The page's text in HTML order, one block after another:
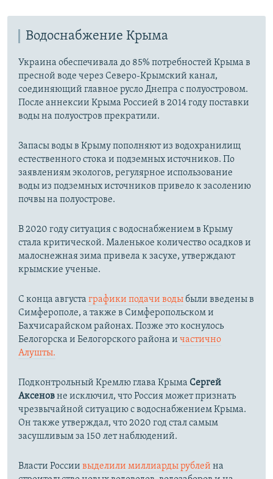
Водоснабжение Крыма
Украина обеспечивала до 85% потребностей Крыма в
пресной воде через Северо-Крымский канал,
соединяющий главное русло Днепра с полуостровом.
После аннексии Крыма Россией в 2014 году поставки
воды на полуостров прекратили.
Запасы воды в Крыму пополняют из водохранилищ
естественного стока и подземных источников. По
заявлениям экологов, регулярное использование
воды из подземных источников привело к засолению
почвы на полуострове.
В 2020 году ситуация с водоснабжением в Крыму
стала критической. Маленькое количество осадков и
малоснежная зима привела к засухе, утверждают
крымские ученые.
С конца августа графики подачи водыбыли введены в
Симферополе, а также в Симферопольском и
Бахчисарайском районах. Позже это коснулось
Белогорска и Белогорского района и частично
Алушты.
Подконтрольный Кремлю глава Крыма Сергей
Аксеновне исключил, что Россия может признать
чрезвычайной ситуацию с водоснабжением Крыма.
Он также утверждал, что 2020 год стал самым
засушливым за 150 лет наблюдений.​
Власти России выделили миллиарды рублей на